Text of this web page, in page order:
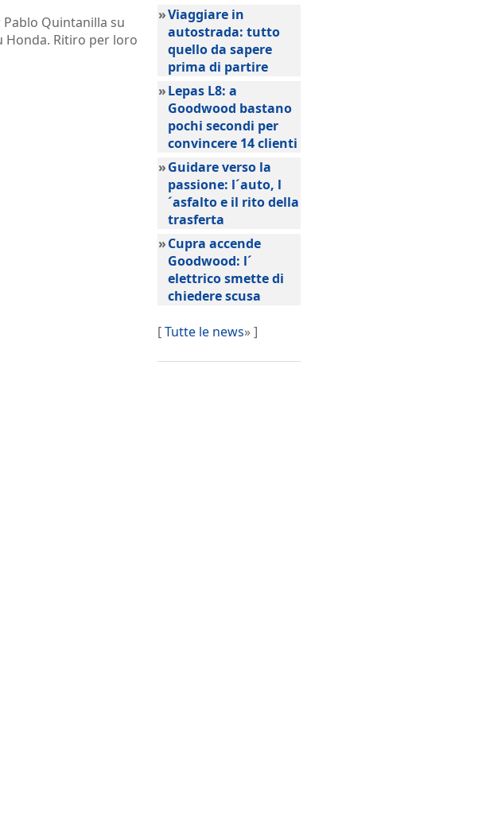
Quintanilla su
Honda. Ritiro per loro
»Viaggiare in
autostrada: tutto
quello da sapere
prima di partire
»Lepas L8: a
Goodwood bastano
pochi secondi per
convincere 14 clienti
»Guidare verso la
passione: l´auto, l
´asfalto e il rito della
trasferta
»Cupra accende
Goodwood: l´
elettrico smette di
chiedere scusa
[Tutte le news» ]